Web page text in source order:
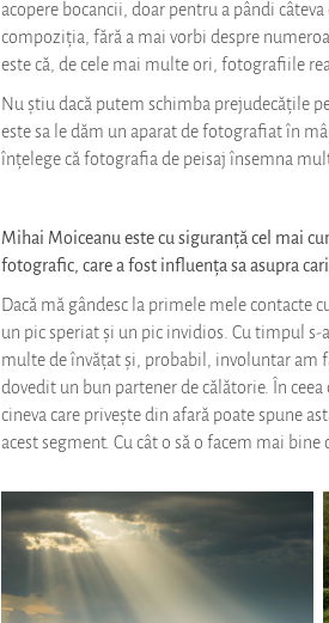
acopere bocancii, doar pentru a pândi
compoziția, fără a mai vorbi despre
este că, de cele mai multe ori, fotografiile
Nu știu dacă putem schimba prejudecățile
este sa le dăm un aparat de fotografiat în
înțelege că fotografia de peisaj însemna
Mihai Moiceanu este cu siguranță cel mai
fotografic, care a fost influența sa asupra
Dacă mă gândesc la primele mele contacte
un pic speriat și un pic invidios. Cu timpul
multe de învățat și, probabil, involuntar am
dovedit un bun partener de călătorie. În
cineva care privește din afară poate spune
acest segment. Cu cât o să o facem mai